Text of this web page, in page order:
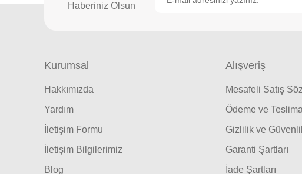
Haberiniz Olsun
Kurumsal
Hakkımızda
Yardım
İletişim Formu
İletişim Bilgilerimiz
Blog
Alışveriş
Mesafeli Satış
Ödeme ve
Gizlilik ve
Garanti Şartları
İade Şartları